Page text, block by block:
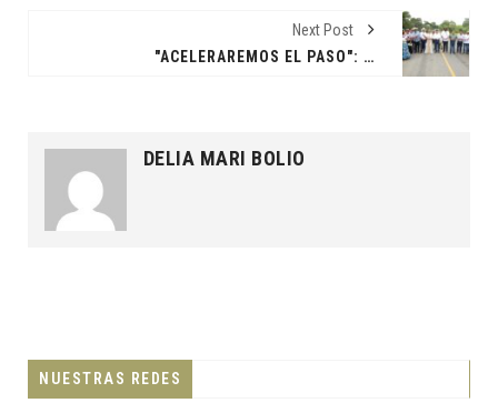
Next Post
"ACELERAREMOS EL PASO": MAY, TRAS CUMPLIR CON ENTREGA DE CAMINO EN LOS RÍOS.
DELIA MARI BOLIO
NUESTRAS REDES